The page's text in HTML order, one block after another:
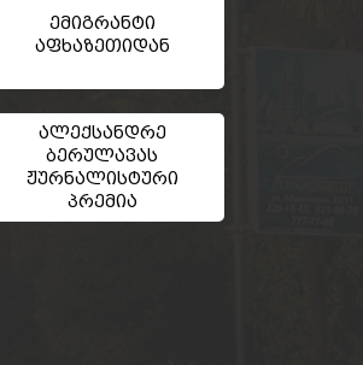
ემიგრანტი
აფხაზეთიდან
ალექსანდრე
ბერულავას
ჟურნალისტური
პრემია